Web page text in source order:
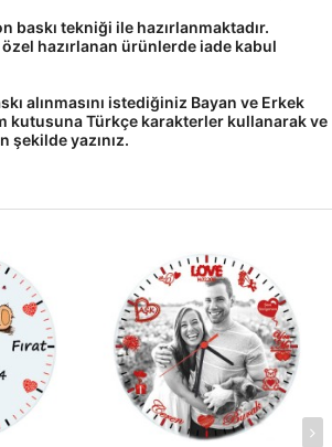
baskı tekniği ile hazırlanmaktadır.
özel hazırlanan ürünlerde iade kabul
alınmasını istediğiniz Bayan ve Erkek
kutusunaTürkçe karakterler kullanarak ve
şekildeyazınız.